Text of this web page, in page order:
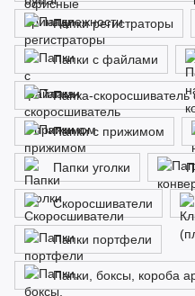
Папки регистраторы
Папки с файлами
Папка-
Папки с прижимом
Папки уголки
Скоросшиватели
Папки портфели
Папки, боксы, короба